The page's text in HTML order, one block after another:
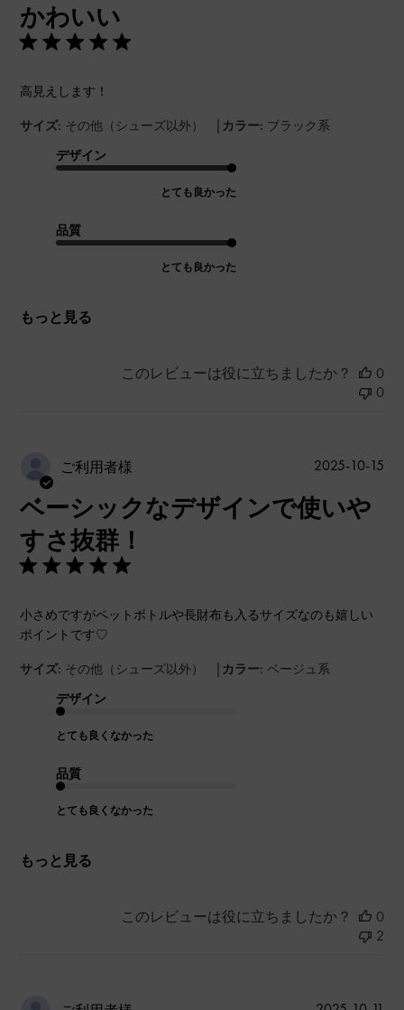
かわいい
高見えします！
サイズ: その他（シューズ以外） | カラー: ブラック系
デザイン
とても良かった
品質
とても良かった
もっと見る
このレビューは役に立ちましたか？
0
0
ご利用者様
ベーシックなデザインで使いや
すさ抜群！
小さめですがペットボトルや長財布も入るサイズなのも嬉しい
ポイントです♡
サイズ: その他（シューズ以外） | カラー: ベージュ系
デザイン
とても良くなかった
品質
とても良くなかった
もっと見る
公
2025-10-15
このレビューは役に立ちましたか？
0
2